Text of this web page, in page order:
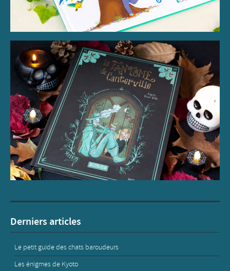
Derniers articles
Le petit guide des chats baroudeurs
Les énigmes de Kyoto